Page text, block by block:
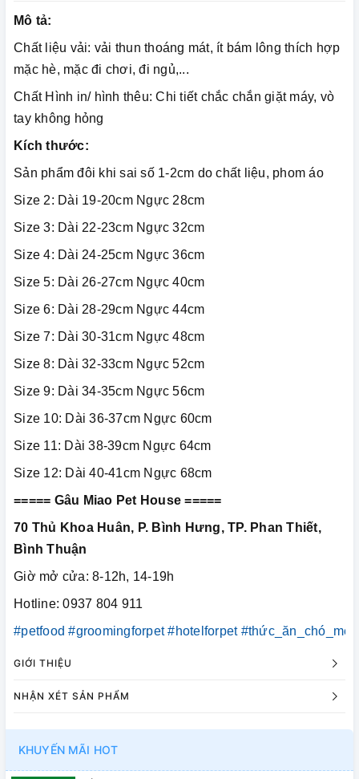
Mô tả:
Chất liệu vải: vải thun thoáng mát, ít bám lông thích hợp
mặc hè, mặc đi chơi, đi ngủ,...
Chất Hình in/ hình thêu: Chi tiết chắc chắn giặt máy, vò
tay không hỏng
Kích thước:
Sản phẩm đôi khi sai số 1-2cm do chất liệu, phom áo
Size 2: Dài 19-20cm Ngực 28cm
Size 3: Dài 22-23cm Ngực 32cm
Size 4: Dài 24-25cm Ngực 36cm
Size 5: Dài 26-27cm Ngực 40cm
Size 6: Dài 28-29cm Ngực 44cm
Size 7: Dài 30-31cm Ngực 48cm
Size 8: Dài 32-33cm Ngực 52cm
Size 9: Dài 34-35cm Ngực 56cm
Size 10: Dài 36-37cm Ngực 60cm
Size 11: Dài 38-39cm Ngực 64cm
Size 12: Dài 40-41cm Ngực 68cm
===== Gâu Miao Pet House =====
70 Thủ Khoa Huân, P. Bình Hưng, TP. Phan Thiết,
Bình Thuận
Giờ mở cửa: 8-12h, 14-19h
Hotline: 0937 804 911
#petfood #groomingforpet #hotelforpet #thức_ăn_chó_mèo
GIỚI THIỆU
NHẬN XÉT SẢN PHẨM
KHUYẾN MÃI HOT